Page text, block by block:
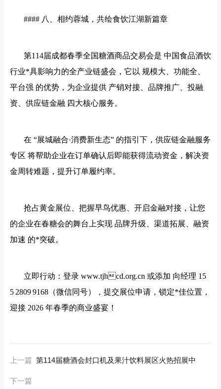
#### 八、相约蓉城，共绘食饮江湖新篇章
第114届成都春季全国糖酒商品交易会是 中国食品酒饮
行业*具影响力的全产业链盛会，它以 规模大、功能全、
平台强 的优势，为企业提供 产销对接、品牌推广、投融
资、供应链金融 四大核心服务。
在 “展城融合·消费新生态” 的指引下，供应链金融服务
专区 将帮助企业在订单确认后即能获得流动资金，解决资
金周转难题，提升订单履约率。
抢占黄金展位、把握早鸟优惠、开启金融对接，让您
的企业在春糖会的舞台上实现 品牌升级、渠道拓展、融资
加速 的*突破。
立即行动：登录 www.tjhcd.org.cn 或添加 向经理 15
5 2809 9168（微信同号），提交展位申请，锁定*佳位置，
迎接 2026 年春季的商业盛宴！
上一篇 第114届糖酒会封口机及果汁饮料展区火热招展中
下一篇